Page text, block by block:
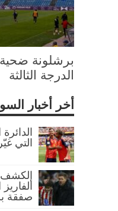
برشلونة
الدرجة الثالثة
أخر أخبار
التي
الكشف
صفقة